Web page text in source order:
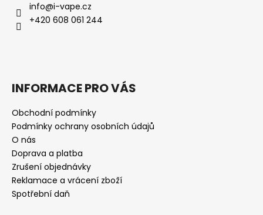
info@i-vape.cz
+420 608 061 244
INFORMACE PRO VÁS
Obchodní podmínky
Podmínky ochrany osobních údajů
O nás
Doprava a platba
Zrušení objednávky
Reklamace a vrácení zboží
Spotřební daň